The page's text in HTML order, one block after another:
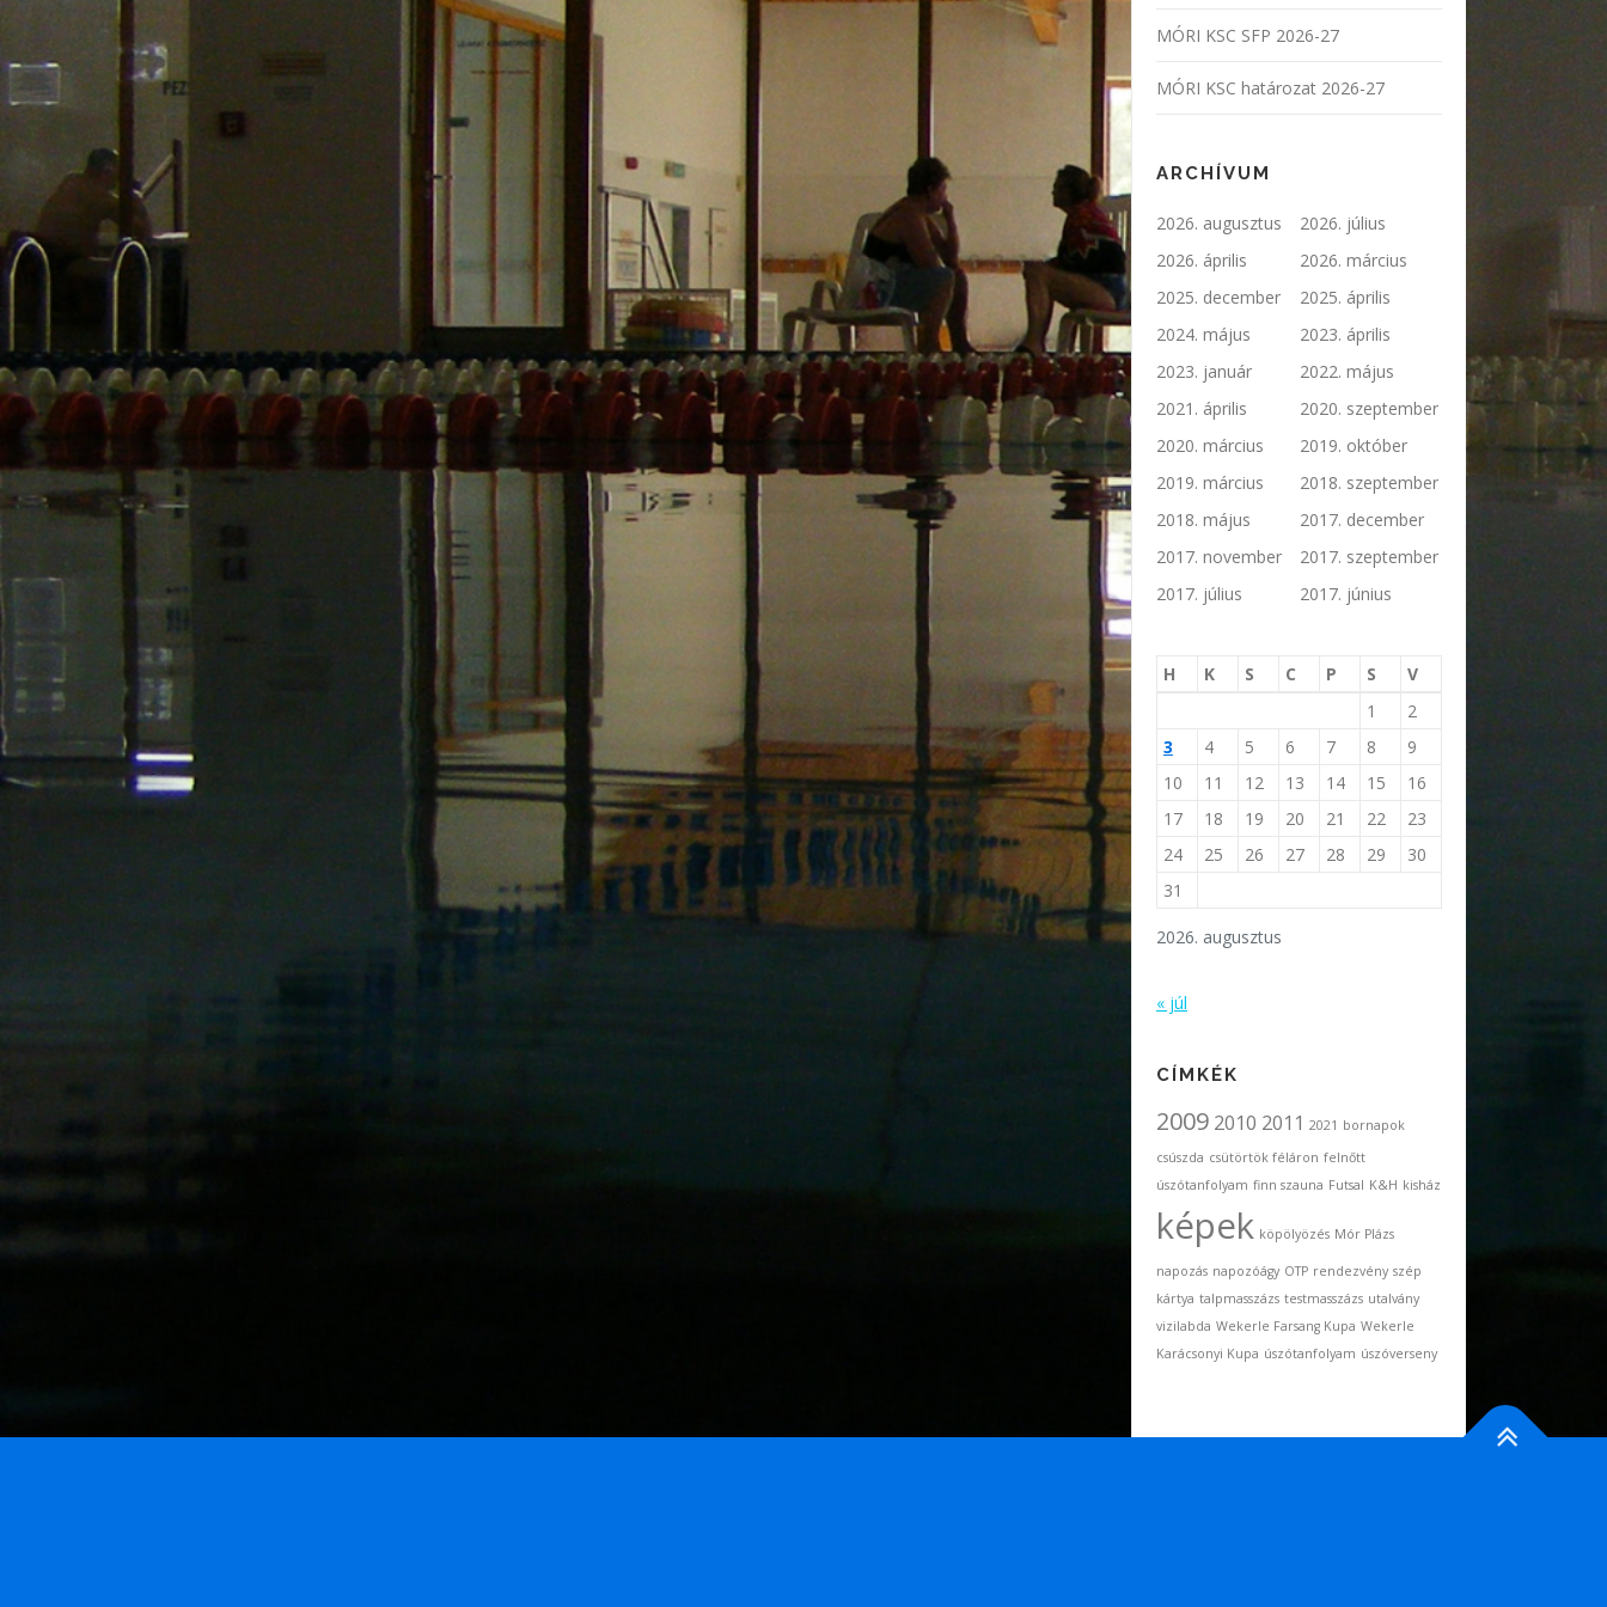
MÓRI KSC SFP 2026-27
MÓRI KSC határozat 2026-27
ARCHÍVUM
2026. augusztus
2026. július
2026. április
2026. március
2025. december
2025. április
2024. május
2023. április
2023. január
2022. május
2021. április
2020. szeptember
2020. március
2019. október
2019. március
2018. szeptember
2018. május
2017. december
2017. november
2017. szeptember
2017. július
2017. június
2026. augusztus
H K S C P S
V
1
2
3
4 5 6 7 8
9
10
11 12 13 14 15
16
17
18 19 20 21 22
23
24
25 26 27 28 29
30
31
« júl
CÍMKÉK
2009 2010 2011 2021 bornapok
csúszda csütörtök féláron felnőtt
úszótanfolyam finn szauna Futsal K&H kisház
képek köpölyözés Mór Plázs
napozás napozóágy OTP rendezvény szép
kártya talpmasszázs testmasszázs utalvány
vizilabda Wekerle Farsang Kupa Wekerle
Karácsonyi Kupa úszótanfolyam úszóverseny